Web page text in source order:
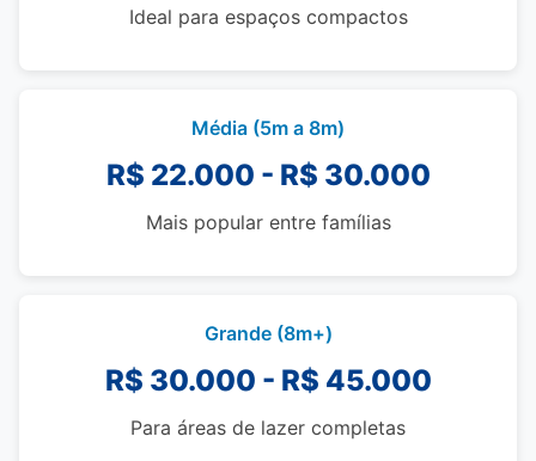
Ideal para espaços compactos
Média (5m a 8m)
R$ 22.000 - R$ 30.000
Mais popular entre famílias
Grande (8m+)
R$ 30.000 - R$ 45.000
Para áreas de lazer completas